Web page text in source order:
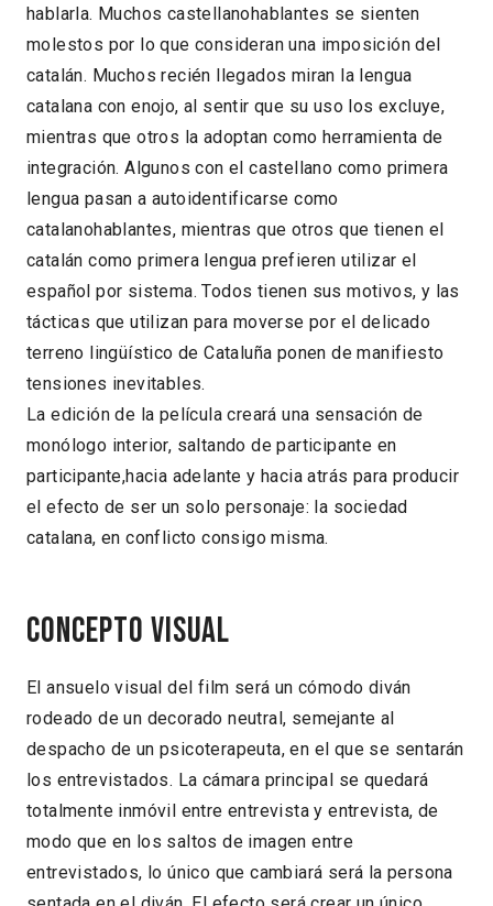
hablarla. Muchos castellanohablantes se sienten
molestos por lo que consideran una imposición del
catalán. Muchos recién llegados miran la lengua
catalana con enojo, al sentir que su uso los excluye,
mientras que otros la adoptan como herramienta de
integración. Algunos con el castellano como primera
lengua pasan a autoidentificarse como
catalanohablantes, mientras que otros que tienen el
catalán como primera lengua prefieren utilizar el
español por sistema. Todos tienen sus motivos, y las
tácticas que utilizan para moverse por el delicado
terreno lingüístico de Cataluña ponen de manifiesto
tensiones inevitables.
La edición de la película creará una sensación de
monólogo interior, saltando de participante en
participante,hacia adelante y hacia atrás para producir
el efecto de ser un solo personaje: la sociedad
catalana, en conflicto consigo misma.
Concepto visual
El ansuelo visual del film será un cómodo diván
rodeado de un decorado neutral, semejante al
despacho de un psicoterapeuta, en el que se sentarán
los entrevistados. La cámara principal se quedará
totalmente inmóvil entre entrevista y entrevista, de
modo que en los saltos de imagen entre
entrevistados, lo único que cambiará será la persona